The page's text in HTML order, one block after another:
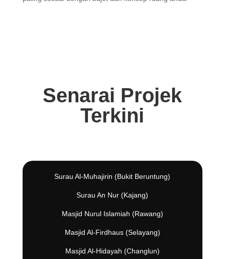
Senarai Projek
Terkini
Surau Al-Muhajirin (Bukit Beruntung)
Surau An Nur (Kajang)
Masjid Nurul Islamiah (Rawang)
Masjid Al-Firdhaus (Selayang)
Masjid Al-Hidayah (Changlun)